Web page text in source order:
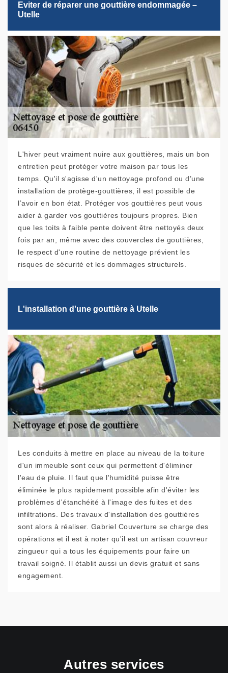
Eviter de réparer une gouttière endommagée –
Utelle
L'hiver peut vraiment nuire aux gouttières, mais un bon
entretien peut protéger votre maison par tous les
temps. Qu'il s'agisse d'un nettoyage profond ou d’une
installation de protège-gouttières, il est possible de
l’avoir en bon état. Protéger vos gouttières peut vous
aider à garder vos gouttières toujours propres. Bien
que les toits à faible pente doivent être nettoyés deux
fois par an, même avec des couvercles de gouttières,
le respect d'une routine de nettoyage prévient les
risques de sécurité et les dommages structurels.
L'installation d'une gouttière à Utelle
Les conduits à mettre en place au niveau de la toiture
d'un immeuble sont ceux qui permettent d'éliminer
l'eau de pluie. Il faut que l'humidité puisse être
éliminée le plus rapidement possible afin d'éviter les
problèmes d'étanchéité à l'image des fuites et des
infiltrations. Des travaux d'installation des gouttières
sont alors à réaliser. Gabriel Couverture se charge des
opérations et il est à noter qu'il est un artisan couvreur
zingueur qui a tous les équipements pour faire un
travail soigné. Il établit aussi un devis gratuit et sans
engagement.
Autres services